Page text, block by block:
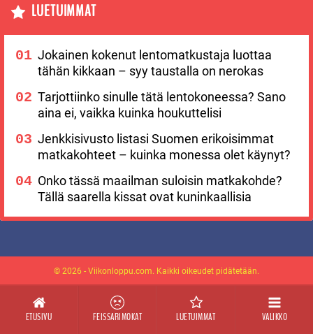
ETUSIVU FEISSARIMOKAT LUETUIMMAT VALIKKO
LUETUIMMAT
Jokainen kokenut lentomatkustaja luottaa
tähän kikkaan – syy taustalla on nerokas
Tarjottiinko sinulle tätä lentokoneessa? Sano
aina ei, vaikka kuinka houkuttelisi
Jenkkisivusto listasi Suomen erikoisimmat
matkakohteet – kuinka monessa olet käynyt?
Onko tässä maailman suloisin matkakohde?
Tällä saarella kissat ovat kuninkaallisia
© 2026 - Viikonloppu.com. Kaikki oikeudet pidätetään.